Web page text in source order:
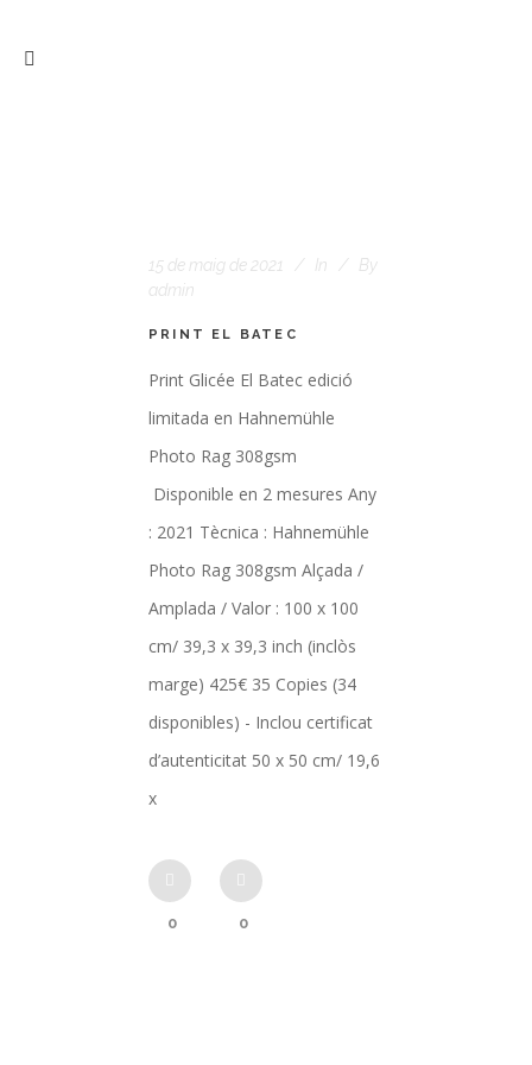
15 de maig de 2021 In
By
admin
PRINT EL BATEC
Print Glicée El Batec edició
limitada en Hahnemühle
Photo Rag 308gsm
Disponible en 2 mesures Any
: 2021 Tècnica : Hahnemühle
Photo Rag 308gsm Alçada /
Amplada / Valor : 100 x 100
cm/ 39,3 x 39,3 inch (inclòs
marge) 425€ 35 Copies (34
disponibles) - Inclou certificat
d’autenticitat 50 x 50 cm/ 19,6
x
0 0